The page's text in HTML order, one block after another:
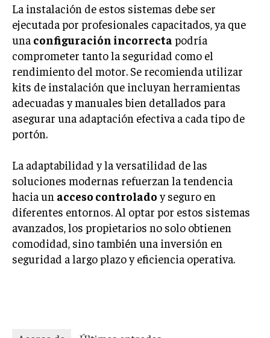
GOBIERNO CORPORATIVO
NEGOCIOS
ESTRATEGIAS DE NEGOCIOS
MARKETING B2B
MARKETING B2C
FRANQUICIAS
E-COMMERCE
E-COMMERCE Y COMERCIO ELECTRÓNICO
ESTRATEGIAS DE PRICING Y GESTIÓN DE
PRECIOS
GESTIÓN DE CRISIS EMPRESARIALES
EMPRESAS Y STARTUPS TECNOLÓGICAS
La instalación de estos sistemas debe ser
ejecutada por profesionales capacitados, ya que
una configuración incorrecta podría
comprometer tanto la seguridad como el
rendimiento del motor. Se recomienda utilizar
kits de instalación que incluyan herramientas
adecuadas y manuales bien detallados para
asegurar una adaptación efectiva a cada tipo de
portón.
La adaptabilidad y la versatilidad de las
soluciones modernas refuerzan la tendencia
hacia un acceso controlado y seguro en
diferentes entornos. Al optar por estos sistemas
avanzados, los propietarios no solo obtienen
comodidad, sino también una inversión en
seguridad a largo plazo y eficiencia operativa.